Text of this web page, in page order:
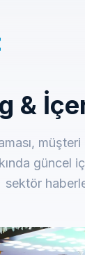
Çözümleri
&
güncel
sektör